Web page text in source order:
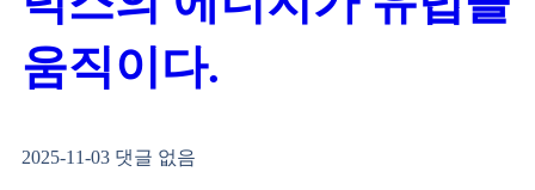
움직이다.
2025-11-03 댓글 없음